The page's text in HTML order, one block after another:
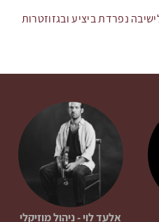
נפרדת ביציע ובגזוזטרות
אלעד לוי - ניהול מוזיקלי